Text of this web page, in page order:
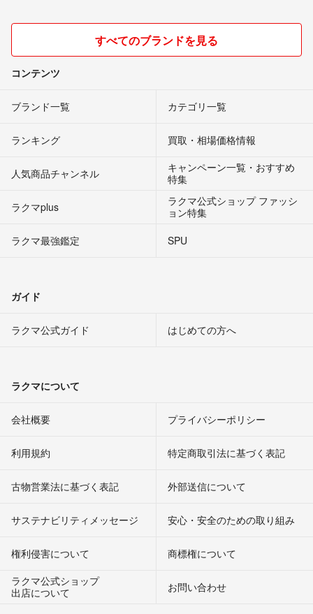
すべてのブランドを見る
コンテンツ
ブランド一覧 カテゴリ一覧
ランキング 買取・相場価格情報
人気商品チャンネル
キャンペーン一覧・おすすめ
特集
ラクマplus
ラクマ公式ショップ ファッシ
ョン特集
ラクマ最強鑑定
SPU
ガイド
ラクマ公式ガイド はじめての方へ
ラクマについて
会社概要 プライバシーポリシー
利用規約 特定商取引法に基づく表記
古物営業法に基づく表記 外部送信について
サステナビリティメッセージ 安心・安全のための取り組み
権利侵害について
商標権について
ラクマ公式ショップ
出店について
お問い合わせ